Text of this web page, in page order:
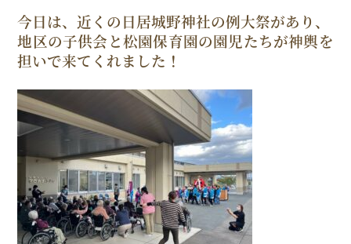
今日は、近くの日居城野神社の例大祭があり、
地区の子供会と松園保育園の園児たちが神輿を
担いで来てくれました！